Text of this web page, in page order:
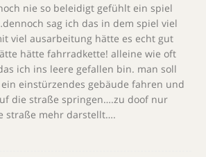
nie so beleidigt gefühlt ein spiel
sag ich das in dem spiel viel
viel ausarbeitung hätte es echt gut
hätte fahrradkette! alleine wie oft
ich ins leere gefallen bin. man soll
einstürzendes gebäude fahren und
die straße springen….zu doof nur
straße mehr darstellt….